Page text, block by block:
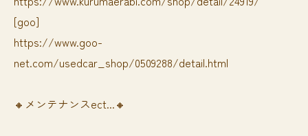
[goo]
https://www.goo-
net.com/usedcar_shop/0509288/detail.html
🔸メンテナンスect...🔸